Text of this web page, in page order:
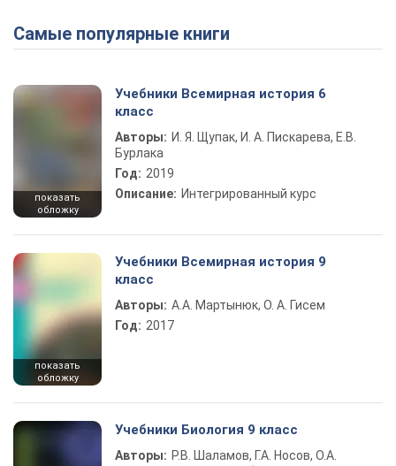
Самые популярные книги
показать
обложку
Учебники Всемирная история 6
класс
Авторы: И. Я. Щупак, И. А. Пискарева, Е.В.
Бурлака
Год: 2019
Описание: Интегрированный курс
показать
обложку
Учебники Всемирная история 9
класс
Авторы: А.А. Мартынюк, О. А. Гисем
Год: 2017
Учебники Биология 9 класс
Авторы: Р.В. Шаламов, Г.А. Носов, О.А.